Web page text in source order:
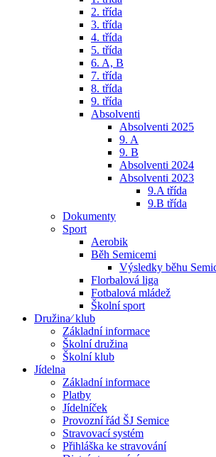
2. třída
3. třída
4. třída
5. třída
6. A, B
7. třída
8. třída
9. třída
Absolventi
Absolventi 2025
9. A
9. B
Absolventi 2024
Absolventi 2023
9.A třída
9.B třída
Dokumenty
Sport
Aerobik
Běh Semicemi
Výsledky běhu
Florbalová liga
Fotbalová mládež
Školní sport
Družina⁄ klub
Základní informace
Školní družina
Školní klub
Jídelna
Základní informace
Platby
Jídelníček
Provozní řád ŠJ Semice
Stravovací systém
Přihláška ke stravování